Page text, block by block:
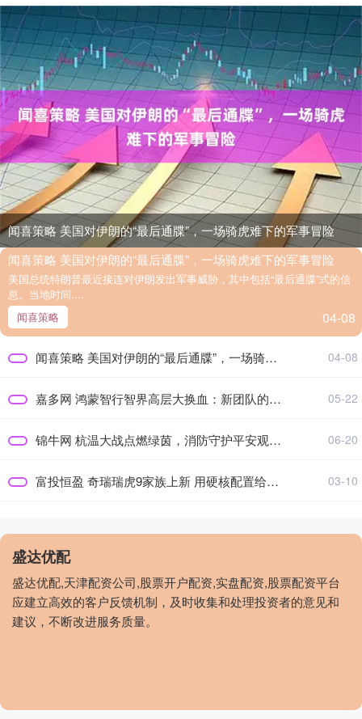
闻喜策略 美国对伊朗的“最后通牒”，一场骑虎难下的军事冒险
闻喜策略 美国对伊朗的“最后通牒”，一场骑虎难下的军事冒险
美国总统特朗普最近接连对伊朗发出军事威胁，其中包括“最后通牒”式的信
息。当地时间....
闻喜策略
04-08
闻喜策略 美国对伊朗的“最后通牒”，一场骑虎难下的军事冒险 04-08
嘉多网 鸿蒙智行智界高层大换血：新团队的战略布局与市场前景 05-22
锦牛网 杭温大战点燃绿茵，消防守护平安观赛！ 06-20
富投恒盈 奇瑞瑞虎9家族上新 用硬核配置给足用户“闭眼入”的底气 03-10
盛达优配
盛达优配,天津配资公司,股票开户配资,实盘配资,股票配资平台
应建立高效的客户反馈机制，及时收集和处理投资者的意见和
建议，不断改进服务质量。